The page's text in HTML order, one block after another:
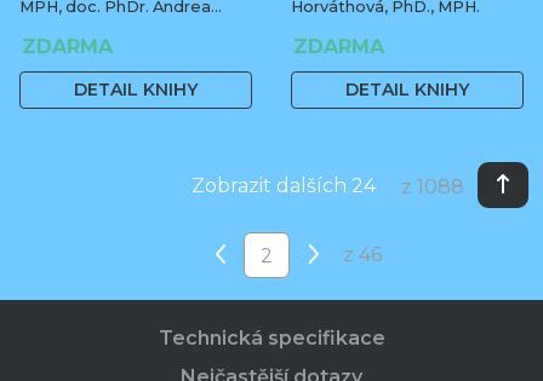
MPH, doc. PhDr. Andrea
prof.
ZDARMA
DETAIL KNIHY
Horváthová, PhD., MPH.
ZDARMA
DETAIL KNIHY
Zobrazit dalších 24 z 1088
z 46
Technická specifikace
Nejčastější dotazy